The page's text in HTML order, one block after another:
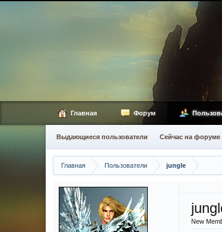
Главная Пользователи jungle
New
Главная Форум
Выдающиеся пользователи Сейчас на форуме